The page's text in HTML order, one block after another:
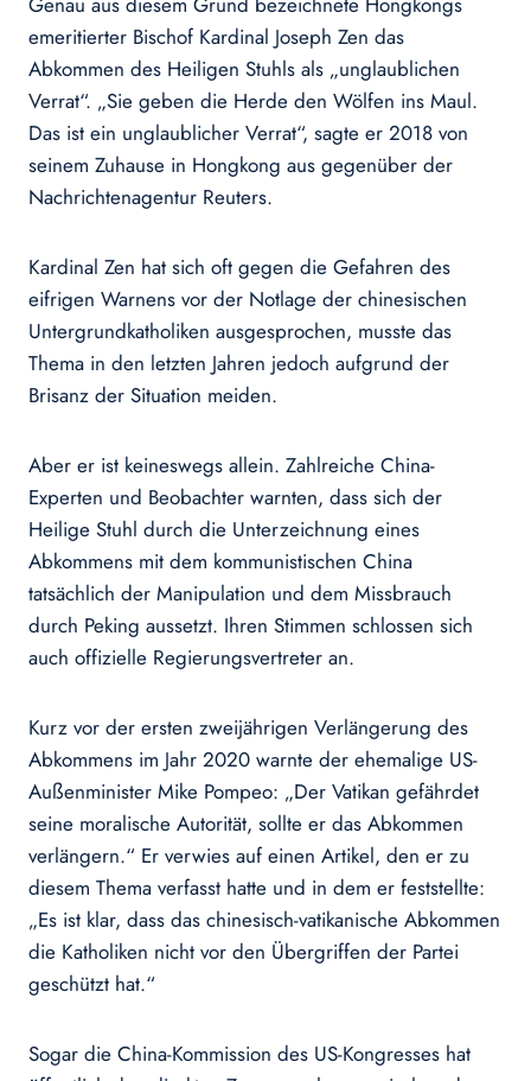
emeritierter Bischof Kardinal Joseph Zen das
Abkommen des Heiligen Stuhls als „unglaublichen
Verrat“. „Sie geben die Herde den Wölfen ins Maul.
Das ist ein unglaublicher Verrat“, sagte er 2018 von
seinem Zuhause in Hongkong aus gegenüber der
Nachrichtenagentur Reuters.
Kardinal Zen hat sich oft gegen die Gefahren des
eifrigen Warnens vor der Notlage der chinesischen
Untergrundkatholiken ausgesprochen, musste das
Thema in den letzten Jahren jedoch aufgrund der
Brisanz der Situation meiden.
Aber er ist keineswegs allein. Zahlreiche China-
Experten und Beobachter warnten, dass sich der
Heilige Stuhl durch die Unterzeichnung eines
Abkommens mit dem kommunistischen China
tatsächlich der Manipulation und dem Missbrauch
durch Peking aussetzt. Ihren Stimmen schlossen sich
auch offizielle Regierungsvertreter an.
Kurz vor der ersten zweijährigen Verlängerung des
Abkommens im Jahr 2020 warnte der ehemalige US-
Außenminister Mike Pompeo: „Der Vatikan gefährdet
seine moralische Autorität, sollte er das Abkommen
verlängern.“ Er verwies auf einen Artikel, den er zu
diesem Thema verfasst hatte und in dem er feststellte:
„Es ist klar, dass das chinesisch-vatikanische Abkommen
die Katholiken nicht vor den Übergriffen der Partei
geschützt hat.“
Sogar die China-Kommission des US-Kongresses hat